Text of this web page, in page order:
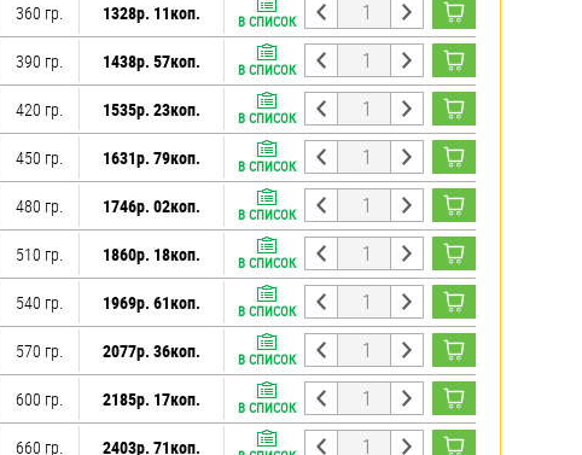
360 гр. 1328р. 11коп. В СПИСОК
390 гр. 1438р. 57коп. В СПИСОК
420 гр. 1535р. 23коп. В СПИСОК
450 гр. 1631р. 79коп. В СПИСОК
480 гр. 1746р. 02коп. В СПИСОК
510 гр. 1860р. 18коп. В СПИСОК
540 гр. 1969р. 61коп. В СПИСОК
570 гр. 2077р. 36коп. В СПИСОК
600 гр. 2185р. 17коп. В СПИСОК
660 гр. 2403р. 71коп.